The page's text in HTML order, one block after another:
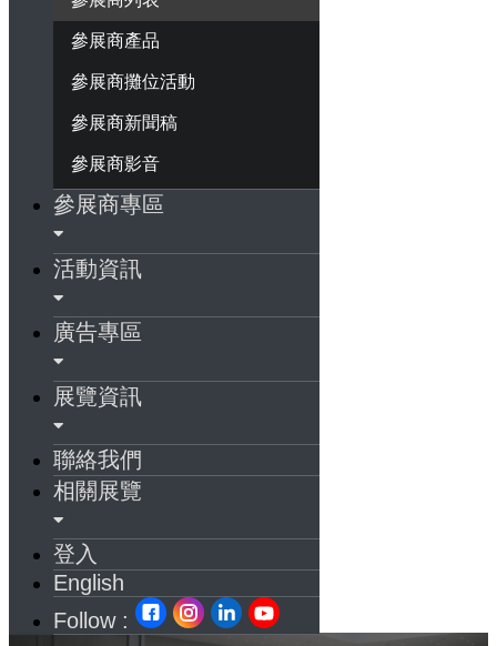
參展商產品
參展商攤位活動
參展商新聞稿
參展商影音
參展商專區
活動資訊
廣告專區
展覽資訊
聯絡我們
相關展覽
登入
English
Follow :